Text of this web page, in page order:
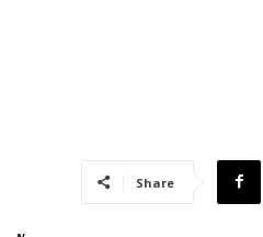
Share